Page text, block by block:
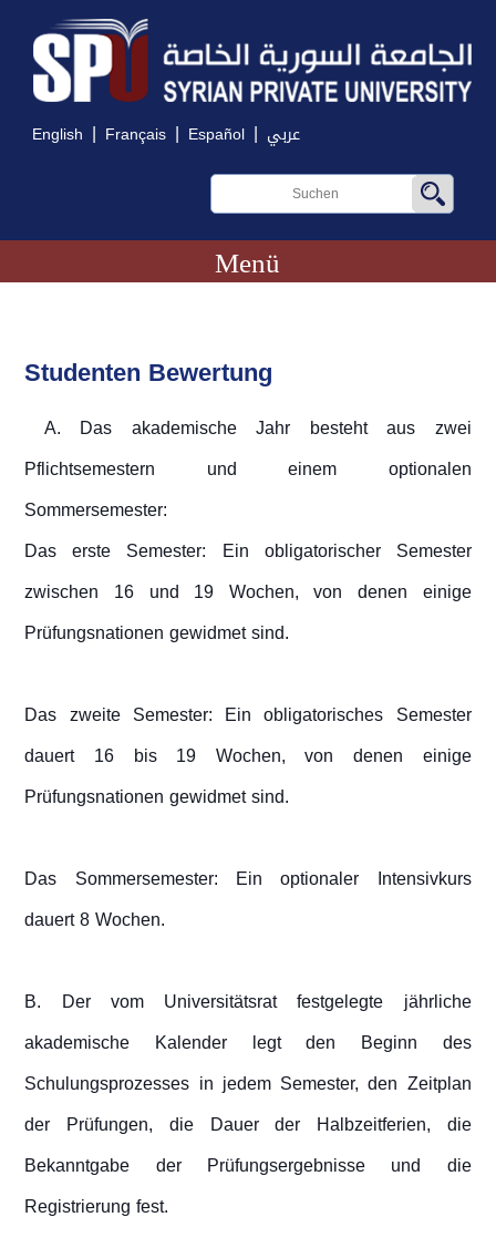
English | Français | Español | عربي
Menü
Studenten Bewertung
A. Das akademische Jahr besteht aus zwei
Pflichtsemestern und einem optionalen
Sommersemester:
Das erste Semester: Ein obligatorischer Semester
zwischen 16 und 19 Wochen, von denen einige
Prüfungsnationen gewidmet sind.
Das zweite Semester: Ein obligatorisches Semester
dauert 16 bis 19 Wochen, von denen einige
Prüfungsnationen gewidmet sind.
Das Sommersemester: Ein optionaler Intensivkurs
dauert 8 Wochen.
B. Der vom Universitätsrat festgelegte jährliche
akademische Kalender legt den Beginn des
Schulungsprozesses in jedem Semester, den Zeitplan
der Prüfungen, die Dauer der Halbzeitferien, die
Bekanntgabe der Prüfungsergebnisse und die
Registrierung fest.